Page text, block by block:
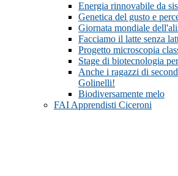
Energia rinnovabile da
Genetica del gusto e
Giornata mondiale
Facciamo il latte senza
Progetto microscopia
Stage di biotecnologia
Anche i ragazzi di
Golinelli!
Biodiversamente melo
FAI Apprendisti Ciceroni